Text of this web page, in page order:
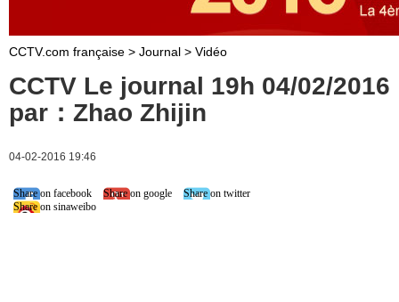
CCTV.com française > Journal > Vidéo
CCTV Le journal 19h 04/02/
par：Zhao Zhijin
04-02-2016 19:46
Share on facebook Share on google
Share on twitter
Share on sinaweibo